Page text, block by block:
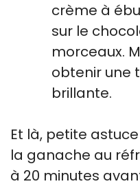
crème à
sur le
morceaux.
obtenir une
brillante.
Et là, petite
la ganache au
à 20 minutes